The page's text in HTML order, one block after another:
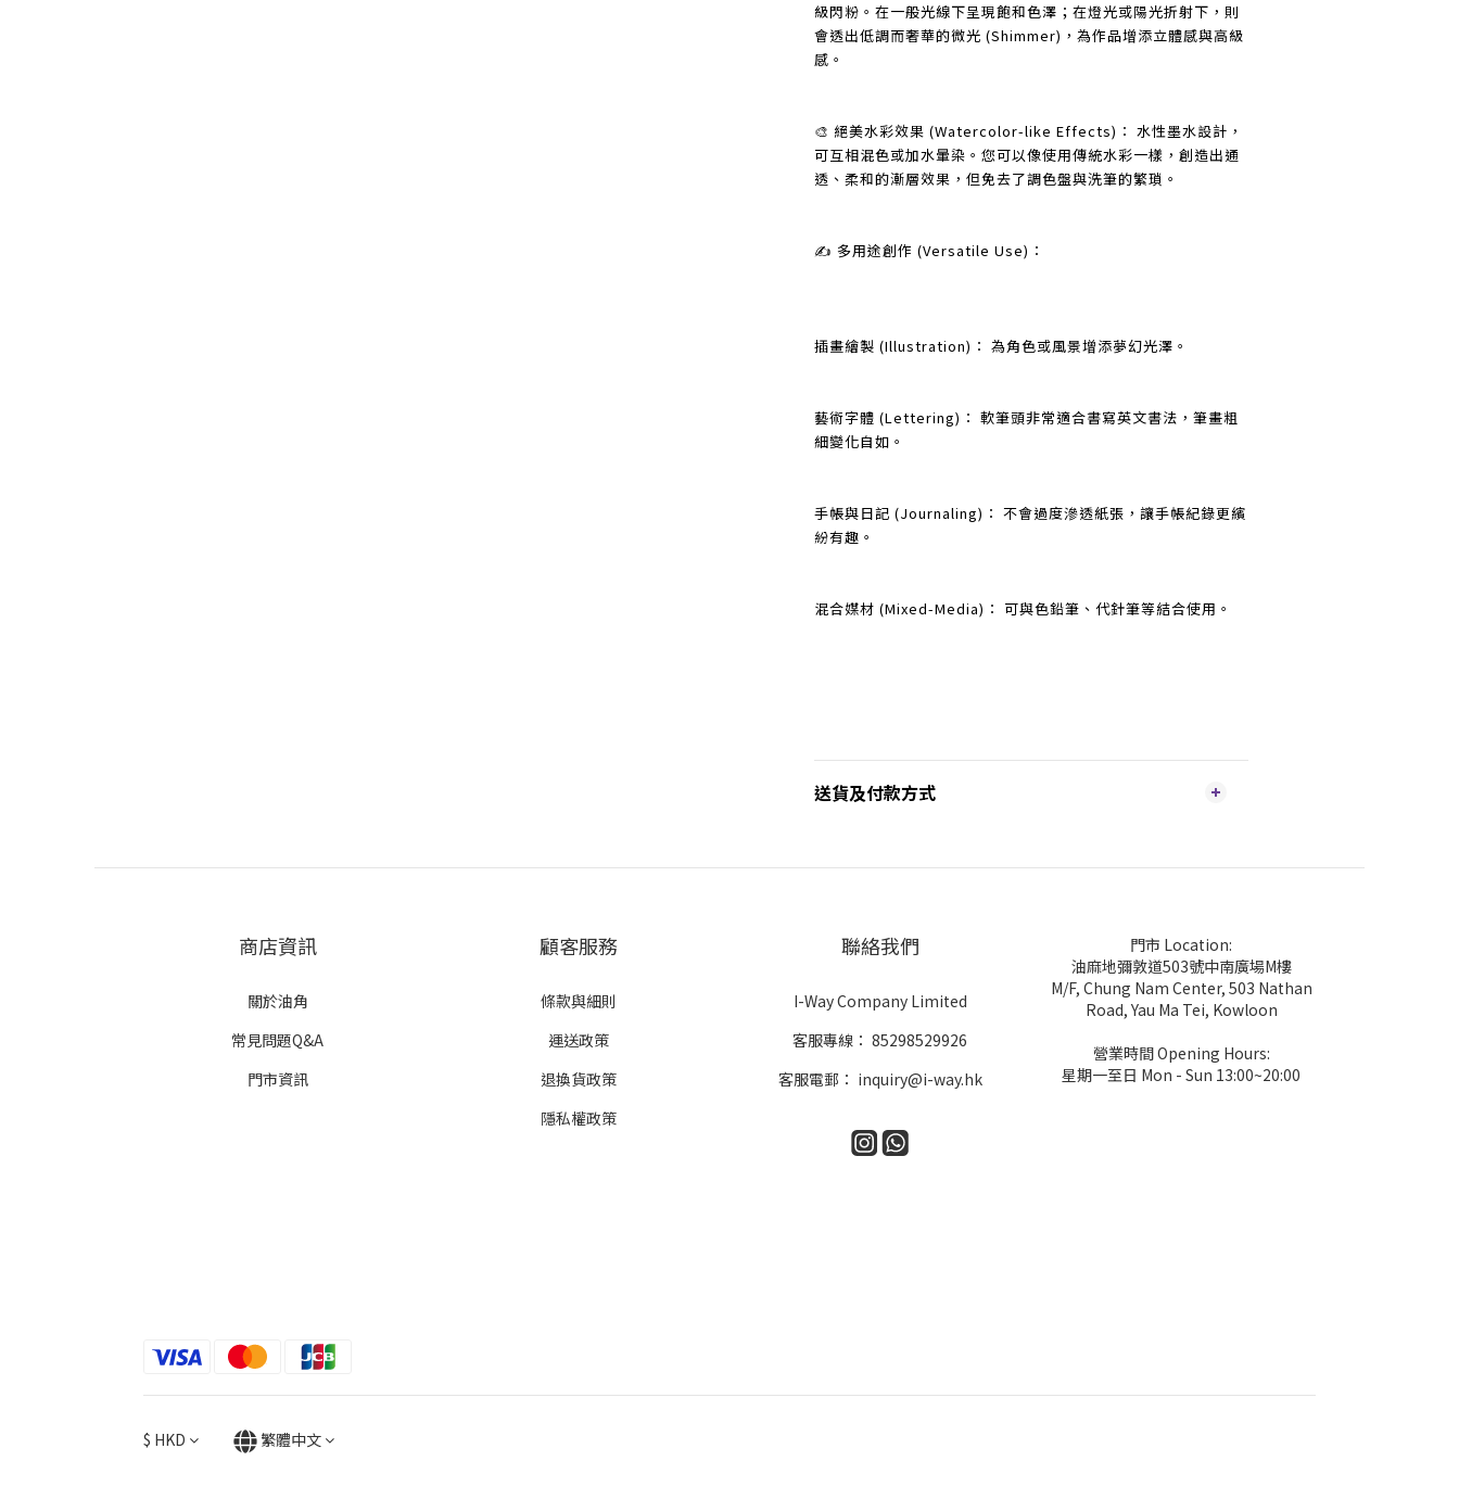
級閃粉。在一般光線下呈現飽和色澤；在燈光或陽光折射下，則
會透出低調而奢華的微光 (Shimmer)，為作品增添立體感與高級
感。
🎨 絕美水彩效果 (Watercolor-like Effects)： 水性墨水設計，
可互相混色或加水暈染。您可以像使用傳統水彩一樣，創造出通
透、柔和的漸層效果，但免去了調色盤與洗筆的繁瑣。
✍️ 多用途創作 (Versatile Use)：
插畫繪製 (Illustration)： 為角色或風景增添夢幻光澤。
藝術字體 (Lettering)： 軟筆頭非常適合書寫英文書法，筆畫粗
細變化自如。
手帳與日記 (Journaling)： 不會過度滲透紙張，讓手帳紀錄更繽
紛有趣。
混合媒材 (Mixed-Media)： 可與色鉛筆、代針筆等結合使用。
送貨及付款方式
商店資訊
關於油角
常見問題Q&A
門市資訊
顧客服務
條款與細則
運送政策
退換貨政策
隱私權政策
聯絡我們
I-Way Company Limited
客服專線：85298529926
客服電郵： inquiry@i-way.hk
門市 Location:
油麻地彌敦道503號中南廣場M樓
M/F, Chung Nam Center, 503 Nathan
Road, Yau Ma Tei, Kowloon
營業時間 Opening Hours:
星期一至日 Mon - Sun 13:00~20:00
$ HKD 繁體中文